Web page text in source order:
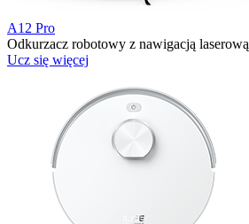
A12 Pro
Odkurzacz robotowy z nawigacją laserową
Ucz się więcej